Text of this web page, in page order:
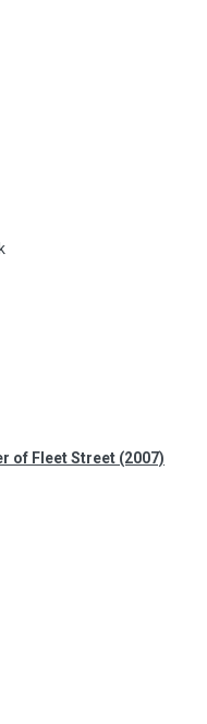
of Fleet Street (2007)